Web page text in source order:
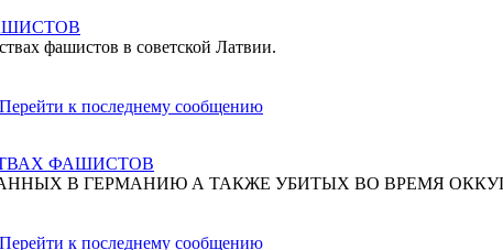
фашистов в советской Латвии.
ФАШИСТОВ
В ГЕРМАНИЮ А ТАКЖЕ УБИТЫХ ВО ВРЕМЯ